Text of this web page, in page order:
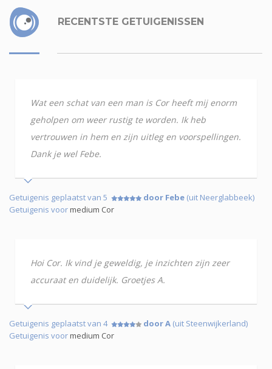
RECENTSTE GETUIGENISSEN
Wat een schat van een man is Cor heeft mij enorm
geholpen om weer rustig te worden. Ik heb
vertrouwen in hem en zijn uitleg en voorspellingen.
Dank je wel Febe.
Getuigenis geplaatst van 5 door Febe (uit Neerglabbeek)
Getuigenis voormedium Cor
Hoi Cor. Ik vind je geweldig, je inzichten zijn zeer
accuraat en duidelijk. Groetjes A.
Getuigenis geplaatst van 4 door A (uit Steenwijkerland)
Getuigenis voormedium Cor